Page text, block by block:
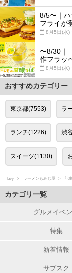
8/5〜｜
フライが
8月5日(水)
〜8/30｜
作フラッ
8月5日(水)
おすすめカテゴリー
東京都(7553) ラ
ランチ(1226) 渋
スイーツ(1130)
favy ラーメンもみじ屋 記事
カテゴリ一覧
グルメイベ
特集
新着情報
サブスク